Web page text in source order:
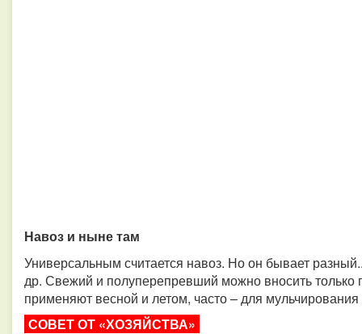
Навоз и ныне там
Универсальным считается навоз. Но он бывает
др. Свежий и полуперепревший можно вносить
применяют весной и летом, часто – для мульчирования
СОВЕТ ОТ «ХОЗЯЙСТВА»